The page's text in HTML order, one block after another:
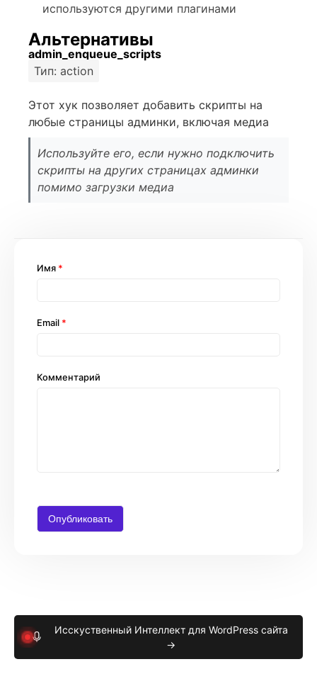
используются другими плагинами
Альтернативы
admin_enqueue_scripts
Тип: action
Этот хук позволяет добавить скрипты на
любые страницы админки, включая медиа
Используйте его, если нужно подключить
скрипты на других страницах админки
помимо загрузки медиа
Комментарий
Имя *
Email *
Исскуственный Интеллект для WordPress сайта
→